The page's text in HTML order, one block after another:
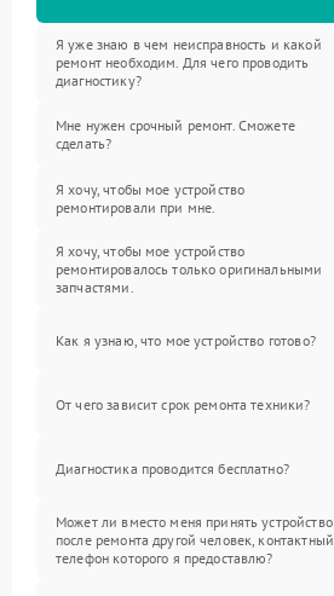
Я уже знаю в чем неисправность и какой
ремонт необходим. Для чего проводить
диагностику?
Мне нужен срочный ремонт. Сможете
сделать?
Я хочу, чтобы мое устройство
ремонтировали при мне.
Я хочу, чтобы мое устройство
ремонтировалось только оригинальными
запчастями.
Как я узнаю, что мое устройство готово?
От чего зависит срок ремонта техники?
Диагностика проводится бесплатно?
Может ли вместо меня принять устройство
после ремонта другой человек, контактный
телефон которого я предоставлю?